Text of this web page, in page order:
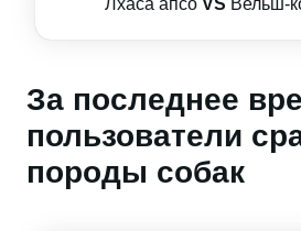
Лхаса апсо VS Вельш-
За последнее
пользователи
породы собак